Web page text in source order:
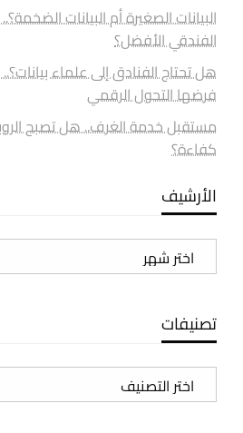
البيانات الصغيرة أم البيانات
الفندقي الأفضل؟
هل تحتاج الفنادق إلى علماء
فرضها التحول الرقمي
مستقبل خدمة الغرف.. هل تصبح
كفاءة؟
الأرشيف
الأرشيف
تصنيفات
تصنيفات